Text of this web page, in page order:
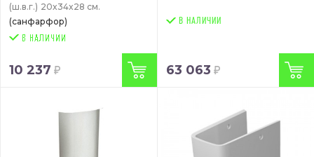
(ш.в.г.) 20x34x28 см.
(санфарфор)
10 237
В НАЛИЧИИ
63 063